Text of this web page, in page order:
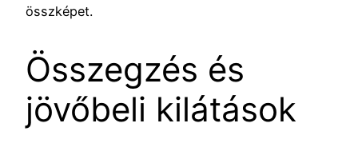
összképet.
Összegzés és
jövőbeli kilátások